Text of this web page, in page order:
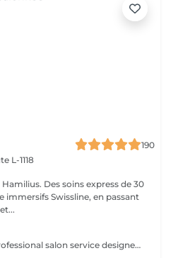
190
L-1118
Des soins express de 30
immersifs Swissline, en passant
Nose and ear waxing is a professional salon service designed to remove unwanted hair from the nostrils and ear areas using specialized wax. This treatment provides a clean and smooth finish, is quick and effective for both men and women.